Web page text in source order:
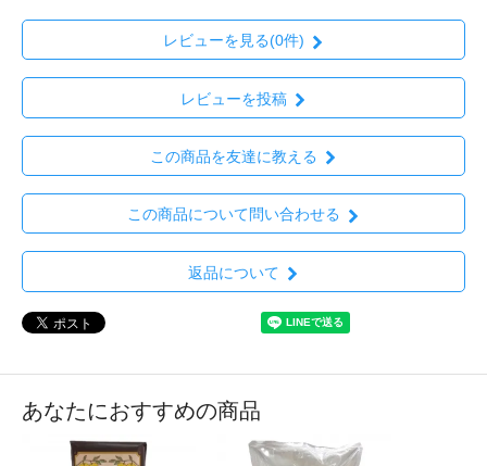
レビューを見る(0件)
レビューを投稿
この商品を友達に教える
この商品について問い合わせる
返品について
あなたにおすすめの商品